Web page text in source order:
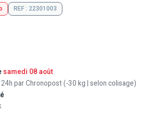
REF : 22301003
samedi 08 août
24h par Chronopost (-30 kg | selon colisage)